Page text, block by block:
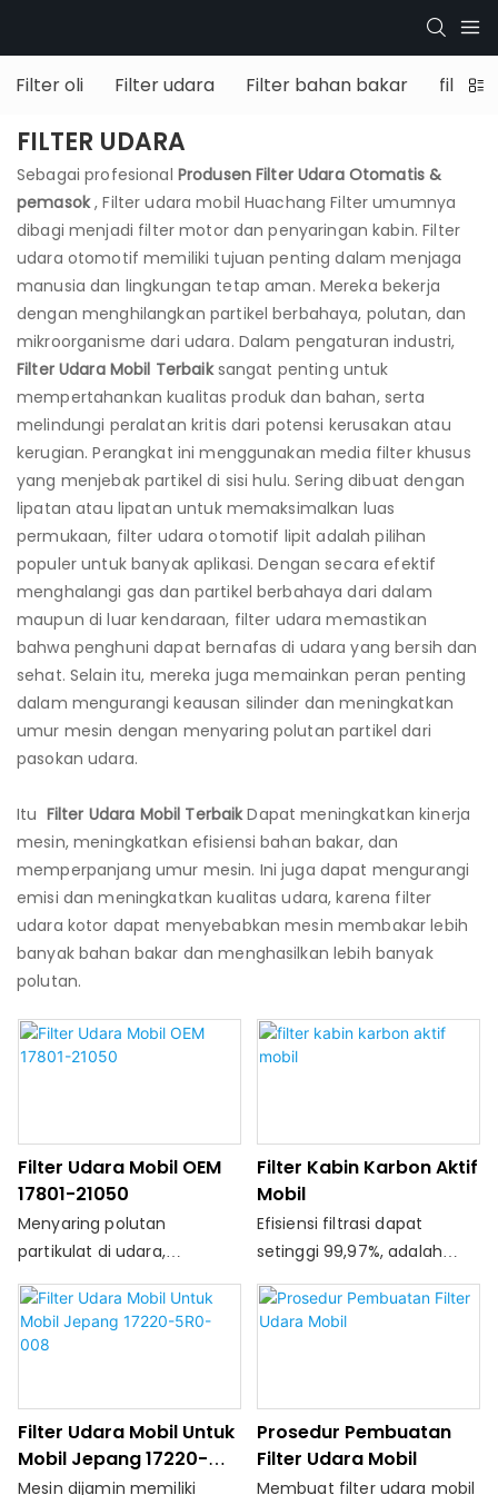
Filter oli Filter udara Filter bahan bakar filter
FILTER UDARA
Sebagai profesional Produsen Filter Udara Otomatis &
pemasok, Filter udara mobil Huachang Filter umumnya
dibagi menjadi filter motor dan penyaringan kabin. Filter
udara otomotif memiliki tujuan penting dalam menjaga
manusia dan lingkungan tetap aman. Mereka bekerja
dengan menghilangkan partikel berbahaya, polutan, dan
mikroorganisme dari udara. Dalam pengaturan industri,
Filter Udara Mobil Terbaiksangat penting untuk
mempertahankan kualitas produk dan bahan, serta
melindungi peralatan kritis dari potensi kerusakan atau
kerugian. Perangkat ini menggunakan media filter khusus
yang menjebak partikel di sisi hulu. Sering dibuat dengan
lipatan atau lipatan untuk memaksimalkan luas
permukaan, filter udara otomotif lipit adalah pilihan
populer untuk banyak aplikasi. Dengan secara efektif
menghalangi gas dan partikel berbahaya dari dalam
maupun di luar kendaraan, filter udara memastikan
bahwa penghuni dapat bernafas di udara yang bersih dan
sehat. Selain itu, mereka juga memainkan peran penting
dalam mengurangi keausan silinder dan meningkatkan
umur mesin dengan menyaring polutan partikel dari
pasokan udara.
Itu Filter Udara Mobil TerbaikDapat meningkatkan kinerja
mesin, meningkatkan efisiensi bahan bakar, dan
memperpanjang umur mesin. Ini juga dapat mengurangi
emisi dan meningkatkan kualitas udara, karena filter
udara kotor dapat menyebabkan mesin membakar lebih
banyak bahan bakar dan menghasilkan lebih banyak
polutan.
Filter Udara Mobil OEM
17801-21050
Menyaring polutan
partikulat di udara,
mengurangi keausan
silinder, tingkatkan masa
pakai mesin
Filter Kabin Karbon Aktif
Mobil
Efisiensi filtrasi dapat
setinggi 99,97%, adalah
produk pemurnian udara
yang baik. HEPA dapat
dibagi menjadi tiga bahan:
dapat dibuat menjadi
Filter Udara Mobil Untuk
Mobil Jepang 17220-
5R0-008
Mesin dijamin memiliki
Prosedur Pembuatan
Filter Udara Mobil
Membuat filter udara mobil